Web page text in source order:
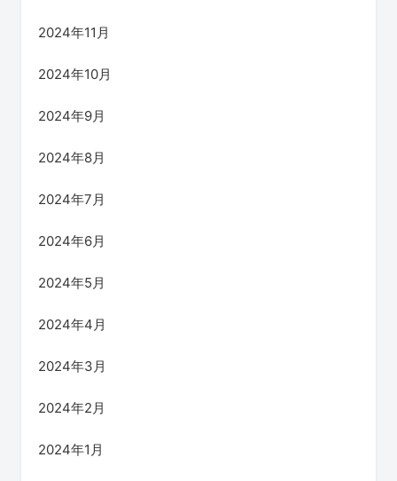
2024年11月
2024年10月
2024年9月
2024年8月
2024年7月
2024年6月
2024年5月
2024年4月
2024年3月
2024年2月
2024年1月